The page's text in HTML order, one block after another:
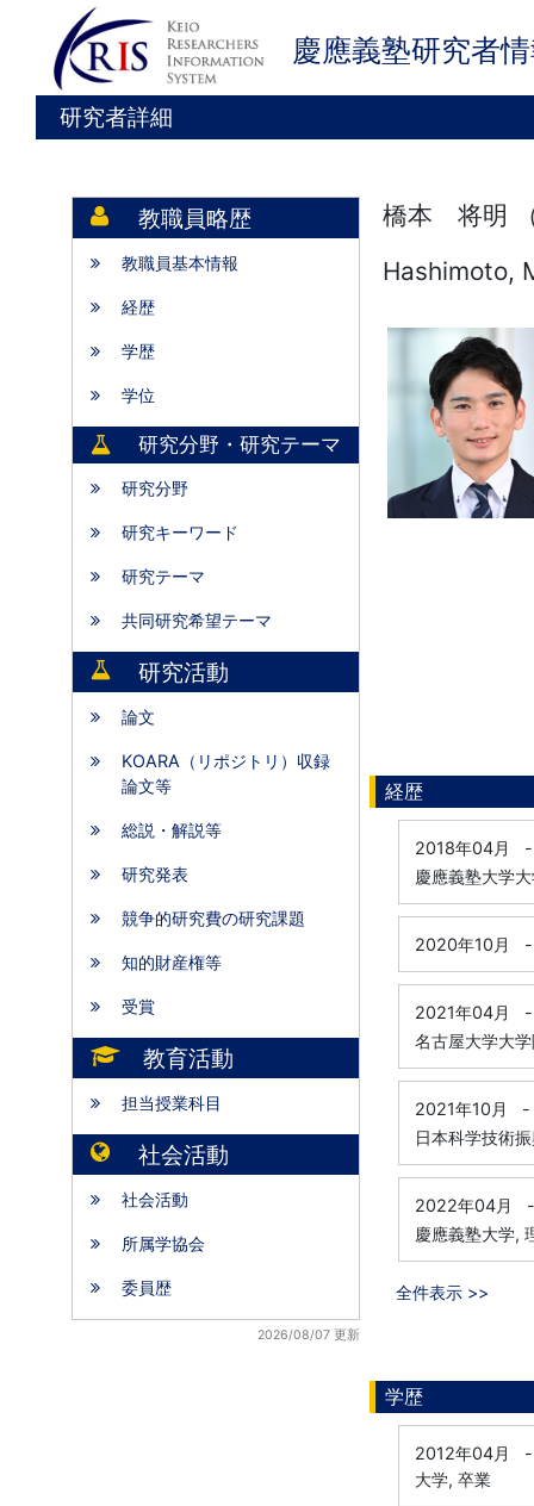
慶應義塾研究者
研究者詳細
教職員略歴
教職員基本情報
経歴
学歴
学位
研究分野・研究テーマ
研究分野
研究キーワード
研究テーマ
共同研究希望テーマ
研究活動
論文
KOARA（リポジトリ）収録
論文等
総説・解説等
研究発表
競争的研究費の研究課題
知的財産権等
受賞
教育活動
担当授業科目
社会活動
社会活動
所属学協会
委員歴
2026/08/07 更新
橋本 将明
Hashimoto,
経歴
2018年04月
-
慶應義塾大学
2020年10月 -
2021年04月
-
名古屋大学大
2021年10月
-
日本科学技術
2022年04月
-
慶應義塾大学,
全件表示 >>
学歴
2012年04月
-
大学, 卒業